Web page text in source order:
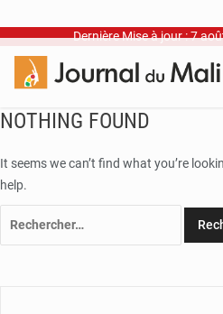
Dernière Mise à jour : 7
NOTHING FOUND
It seems we can’t find what you’re
help.